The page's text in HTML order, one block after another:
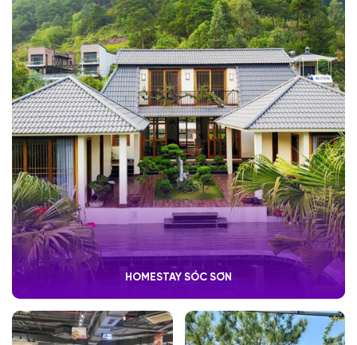
HOMESTAY SÓC SƠN